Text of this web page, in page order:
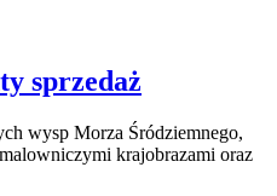
sprzedaż
wysp Morza Śródziemnego,
krajobrazami oraz